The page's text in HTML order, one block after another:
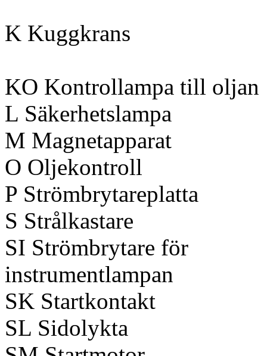
K Kuggkrans
KO Kontrollampa till oljan
L Säkerhetslampa
M Magnetapparat
O Oljekontroll
P Strömbrytareplatta
S Strålkastare
SI Strömbrytare för
instrumentlampan
SK Startkontakt
SL Sidolykta